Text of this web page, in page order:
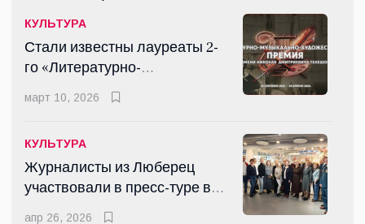
КУЛЬТУРА
Стали известны лауреаты 2-
го «Литературно-
художественного конкурса-
Телешова»
март 10, 2026
КУЛЬТУРА
Журналисты из Люберец
участвовали в пресс-туре в
апр 26, 2026